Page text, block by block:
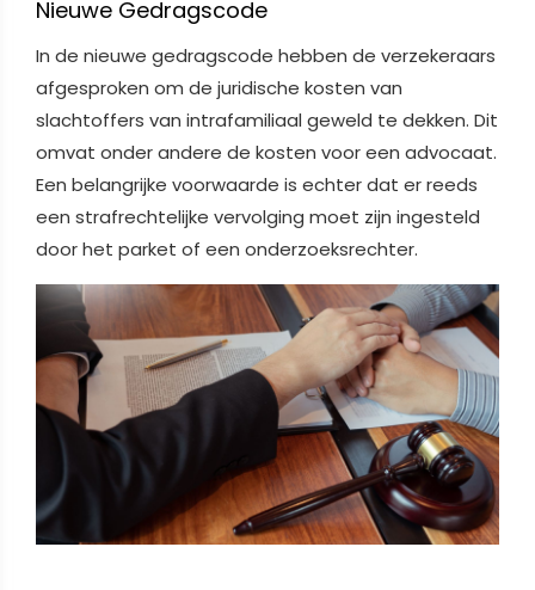
Nieuwe Gedragscode
In de nieuwe gedragscode hebben de verzekeraars
afgesproken om de juridische kosten van
slachtoffers van intrafamiliaal geweld te dekken. Dit
omvat onder andere de kosten voor een advocaat.
Een belangrijke voorwaarde is echter dat er reeds
een strafrechtelijke vervolging moet zijn ingesteld
door het parket of een onderzoeksrechter.